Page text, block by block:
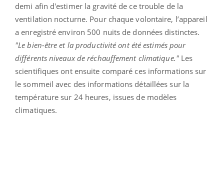
demi afin d'estimer la gravité de ce trouble de la
ventilation nocturne. Pour chaque volontaire, l’appareil
a enregistré environ 500 nuits de données distinctes.
"Le bien-être et la productivité ont été estimés pour
différents niveaux de réchauffement climatique."Les
scientifiques ont ensuite comparé ces informations sur
le sommeil avec des informations détaillées sur la
température sur 24 heures, issues de modèles
climatiques.